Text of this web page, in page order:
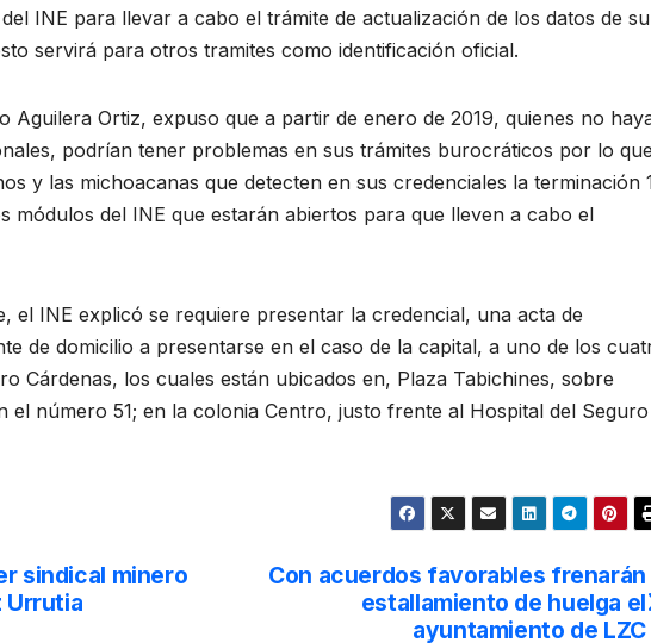
INE para llevar a cabo el trámite de actualización de los datos de su
servirá para otros tramites como identificación oficial.
Aguilera Ortiz, expuso que a partir de enero de 2019, quienes no
podrían tener problemas en sus trámites burocráticos por lo
y las michoacanas que detecten en sus credenciales la terminación
módulos del INE que estarán abiertos para que lleven a cabo el
el INE explicó se requiere presentar la credencial, una acta de
de domicilio a presentarse en el caso de la capital, a uno de los
Cárdenas, los cuales están ubicados en, Plaza Tabichines, sobre
el número 51; en la colonia Centro, justo frente al Hospital del Seguro
Con acuerdos favorables frenarán
estallamiento de huelga el
ayuntamiento de LZC
sindical minero
Urrutia